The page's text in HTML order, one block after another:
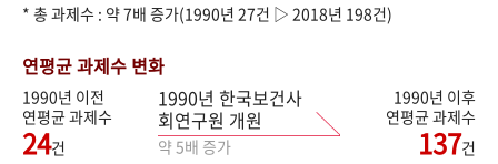
* 총 과제수 : 약 7배 증가(1990년 27건 ▷ 2018년 198건)
연평균 과제수 변화
1990년 이전
연평균 과제수
24건
1990년 한국보건사
회연구원 개원
약 5배 증가
1990년 이후
연평균 과제수
137건